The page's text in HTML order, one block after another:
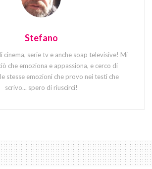
Stefano
cinema, serie tv e anche soap televisive! Mi
che emoziona e appassiona, e cerco di
stesse emozioni che provo nei testi che
scrivo... spero di riuscirci!